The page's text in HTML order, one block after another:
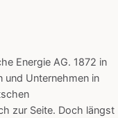
Energie AG. 1872 in
und Unternehmen in
zur Seite. Doch längst